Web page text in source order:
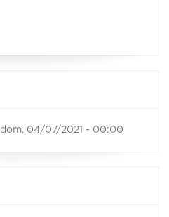
dom, 04/07/2021 - 00:00